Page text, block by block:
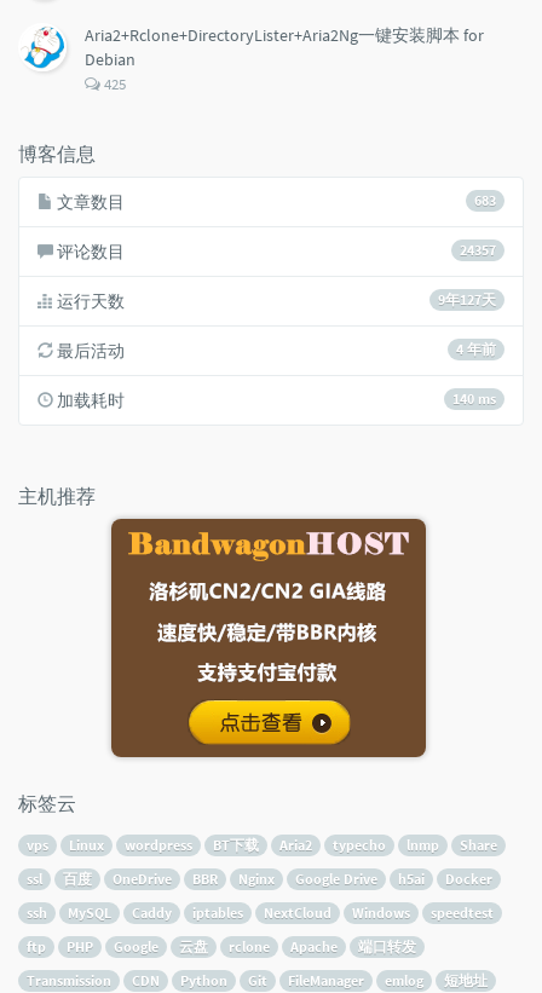
数：
Aria2+Rclone+DirectoryLister+Aria2Ng一键安装脚本 for
Debian
评
425
博客信息
683
文章数目
24357
评论数目
9年127天
运行天数
4 年前
最后活动
140 ms
加载耗时
主机推荐
标签云
vps Linux wordpress BT下载 Aria2 typecho lnmp
Share
ssl
百度 OneDrive BBR Nginx Google Drive h5ai
Docker
ssh
MySQL Caddy iptables NextCloud Windows
speedtest
ftp
PHP Google 云盘 rclone Apache
端口转发
Transmission
CDN Python Git FileManager emlog 短地址